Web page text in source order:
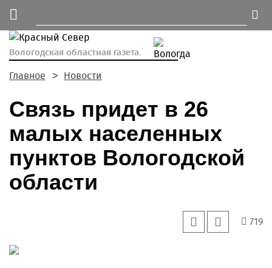
Вологодская областная газета.
Главное Новости
Связь придет в 26
малых населенных
пунктов Вологодской
области
719